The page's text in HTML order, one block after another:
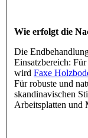
Wie erfolgt die
Die
Einsatzbereich:
wird Faxe
Für robuste und
skandinavischen
Arbeitsplatten und